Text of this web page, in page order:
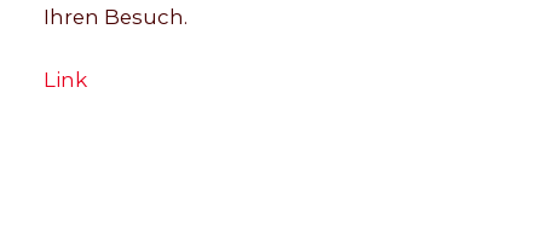
Ihren Besuch.
Link